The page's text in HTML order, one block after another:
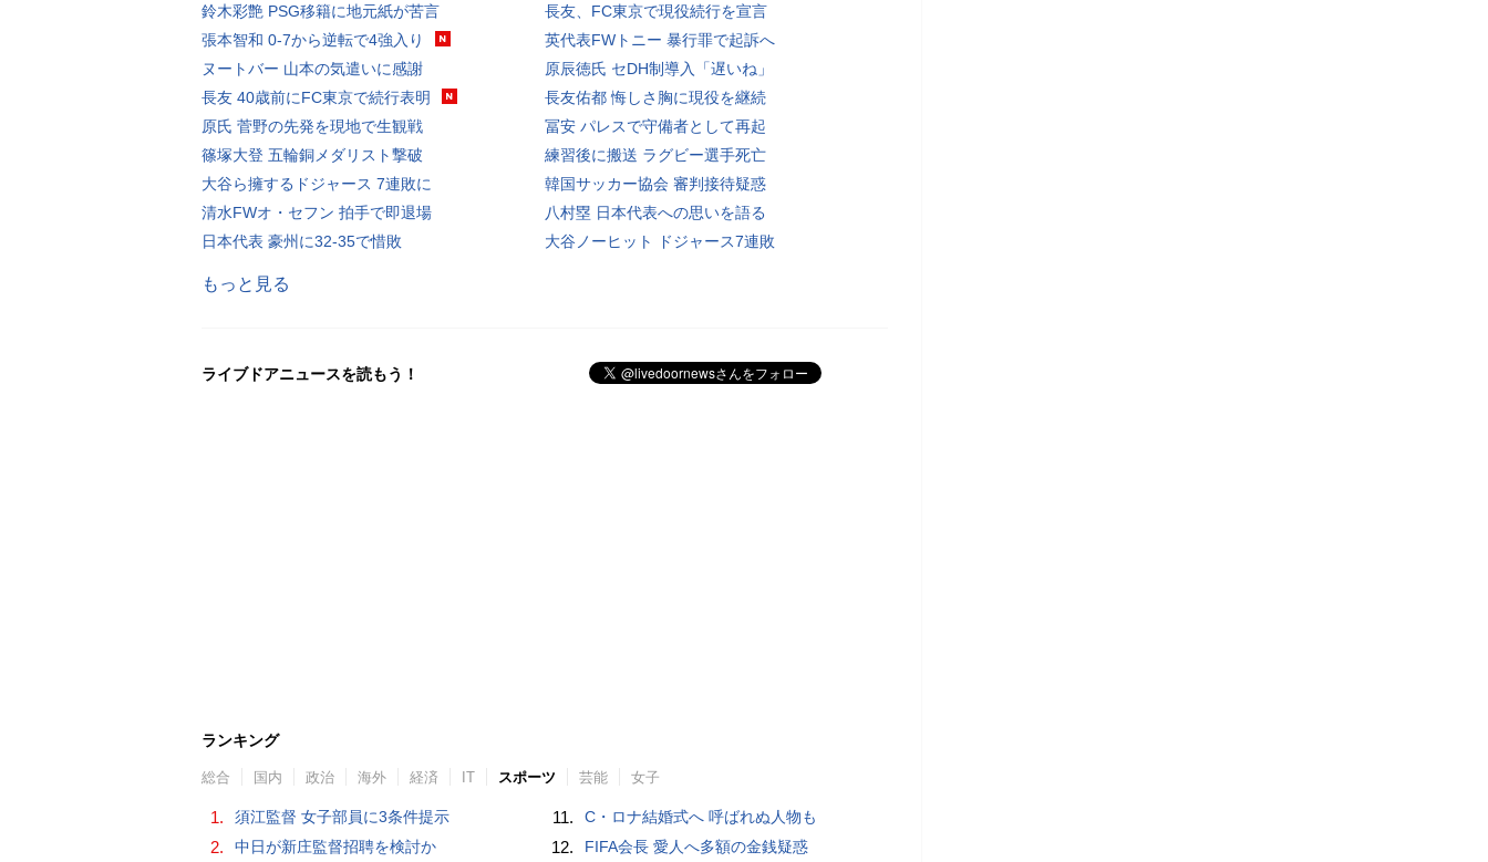
鈴木彩艶 PSG移籍に地元紙が苦言
張本智和 0-7から逆転で4強入り
ヌートバー 山本の気遣いに感謝
長友 40歳前にFC東京で続行表明
原氏 菅野の先発を現地で生観戦
篠塚大登 五輪銅メダリスト撃破
大谷ら擁するドジャース 7連敗に
清水FWオ・セフン 拍手で即退場
日本代表 豪州に32-35で惜敗
長友、FC東京で現役続行を宣言
英代表FWトニー 暴行罪で起訴へ
原辰徳氏 セDH制導入「遅いね」
長友佑都 悔しさ胸に現役を継続
冨安 パレスで守備者として再起
練習後に搬送 ラグビー選手死亡
韓国サッカー協会 審判接待疑惑
八村塁 日本代表への思いを語る
大谷ノーヒット ドジャース7連敗
もっと見る
ライブドアニュースを読もう！
ランキング
総合 国内 政治 海外 経済 IT スポーツ 芸能 女子
1. 須江監督 女子部員に3条件提示
2. 中日が新庄監督招聘を検討か
11. C・ロナ結婚式へ 呼ばれぬ人物も
12. FIFA会長 愛人へ多額の金銭疑惑